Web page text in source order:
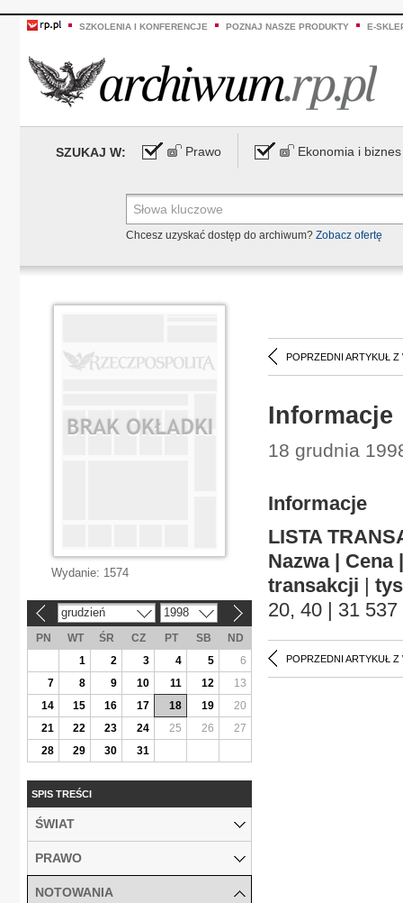
SZKOLENIA I KONFERENCJE POZNAJ NASZE PRODUKTY E-
SZUKAJ W: Prawo Ekonomia i biznes
Chcesz uzyskać dostęp do archiwum? Zobacz ofertę
POPRZEDNI ARTYKUŁ Z
Informacje
18 grudnia
Informacje
LISTA
Nazwa |
transakcji |
20, 40 | 31
POPRZEDNI ARTYKUŁ Z
Wydanie: 1574
grudzień 1998
PN WT ŚR CZ PT SB
ND
1
2 3 4 5
6
7
8 9 10 11 12
13
14
15 16 17 18 19
20
21
22 23 24 25 26
27
28
29 30 31
SPIS TREŚCI
ŚWIAT
PRAWO
NOTOWANIA